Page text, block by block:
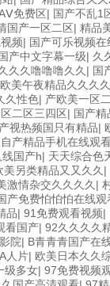
免费区| 国产不乱1
国产一区二区| 精品
频| 国产可乐视频
国产中文字幕一级| 久
久久噜噜噜久久| 国
欧美午夜精品久久久
久性色| 产欧美一区
二区三四区| 国产
视热频国只有精品|
自产精品手机在线观
国产h| 天天综合色
美另类精品又又久久|
激情杂交久久久久|
产免费怕怕怕在线观
品| 91免费观看视频|
看国产| 92久久久久
院| B青青青国产在
人片| 欧美日本久久
级多女| 97免费视频